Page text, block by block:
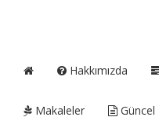
Hakkımızda
Makaleler